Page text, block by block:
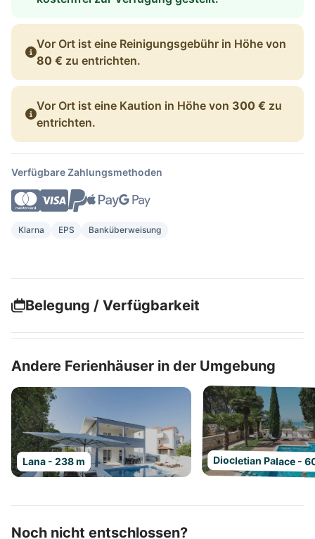
Vor Ort ist eine Reinigungsgebühr in Höhe von
80 € zu entrichten.
Vor Ort ist eine Kaution in Höhe von 300 € zu
entrichten.
Verfügbare Zahlungsmethoden
Klarna EPS Banküberweisung
Belegung / Verfügbarkeit
Andere Ferienhäuser in der Umgebung
Lana - 238 m Diocletian Palace -
Noch nicht entschlossen?